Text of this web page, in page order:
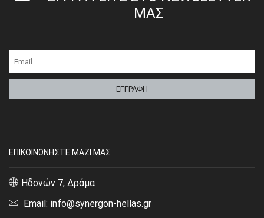
ΜΑΣ
ΕΠΙΚΟΙΝΩΝΗΣΤΕ ΜΑΖΙ ΜΑΣ
Ηδονών 7, Δράμα
Email: info@synergon-hellas.gr